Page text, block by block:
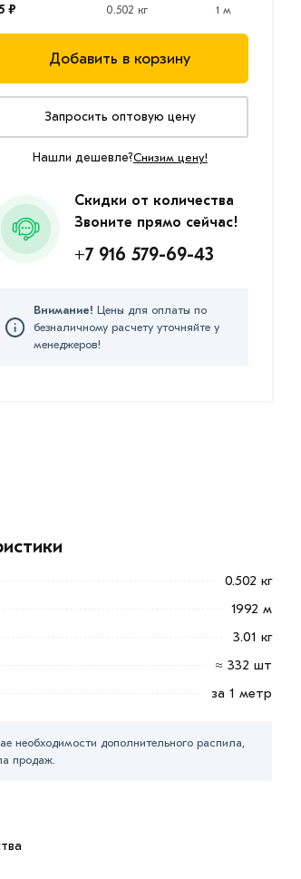
₽ 0.502 кг 1 м
Добавить в корзину
Запросить оптовую цену
Нашли дешевле?Снизим цену!
Скидки от количества
Звоните прямо сейчас!
+7 916 579-69-43
Внимание! Цены для оплаты по
безналичному расчету уточняйте у
менеджеров!
0.502 кг
1992 м
3.01 кг
≈ 332 шт
за 1 метр
необходимости дополнительного распила,
продаж.